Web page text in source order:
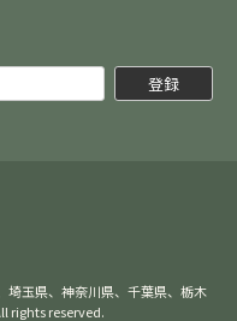
登録
玉県、神奈川県、千葉県、栃木
rights reserved.